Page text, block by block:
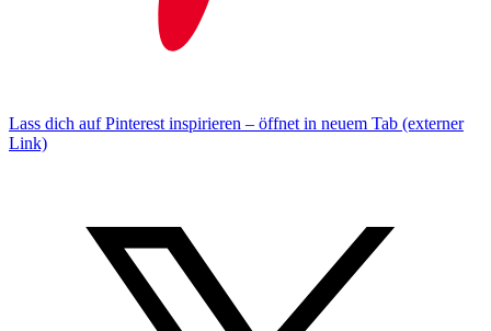
Lass dich auf Pinterest inspirieren – öffnet in neuem Tab (externer
Link)